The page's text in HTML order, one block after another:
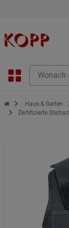
Zur Startseite des Kopp
Haus & Garten
Zertifizierte